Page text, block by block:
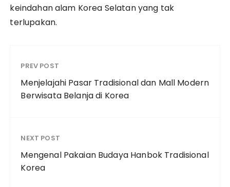
keindahan alam Korea Selatan yang tak
terlupakan.
PREV POST
Menjelajahi Pasar Tradisional dan Mall Modern
Berwisata Belanja di Korea
NEXT POST
Mengenal Pakaian Budaya Hanbok Tradisional
Korea